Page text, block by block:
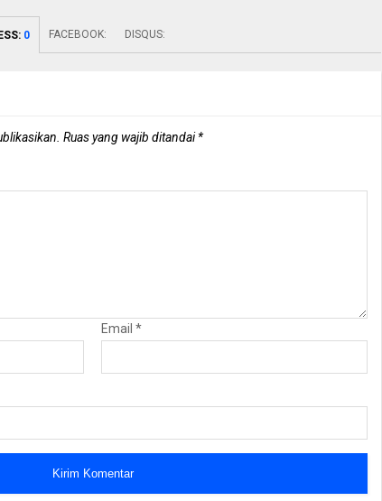
0 FACEBOOK: DISQUS:
Ruas yang wajib ditandai*
Email *